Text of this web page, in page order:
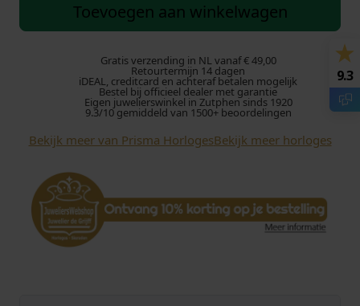
a
H
o
r
o
P
2
Toevoegen aan winkelwagen
Gratis verzending in NL vanaf € 49,00
Retourtermijn 14 dagen
iDEAL, creditcard en achteraf betalen mogelijk
Bestel bij officieel dealer met garantie
Eigen juwelierswinkel in Zutphen sinds 1920
9.3/10 gemiddeld van 1500+ beoordelingen
Bekijk meer van Prisma HorlogesBekijk meer horloges
9.3